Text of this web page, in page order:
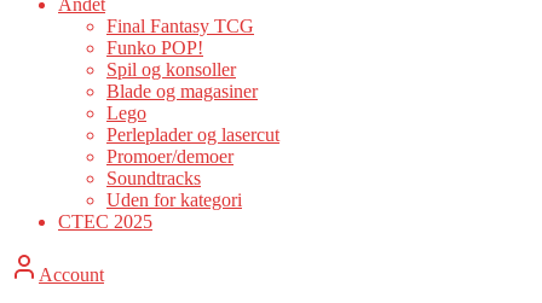
Andet
Final Fantasy TCG
Funko POP!
Spil og konsoller
Blade og magasiner
Lego
Perleplader og lasercut
Promoer/demoer
Soundtracks
Uden for kategori
CTEC 2025
Account